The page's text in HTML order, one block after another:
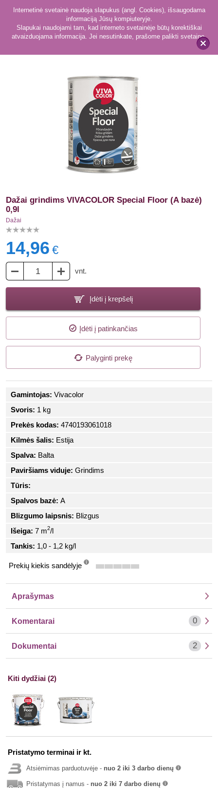
x
Internetinė svetainė naudoja slapukus (angl. Cookies), išsaugodama
informaciją Jūsų kompiuteryje.
Slapukai naudojami tam, kad interneto svetainėje būtų korektiškai
atvaizduojama informacija. Jei nesutinkate, prašome palikti svetainę.
Dažai 384
Dažai grindims VIVACOLOR Special Floor (A bazė)
0,9l
Dažai
14,96 €
vnt.
Įdėti į krepšelį
Įdėti į patinkančias
Palyginti prekę
Gamintojas: Vivacolor
Svoris: 1 kg
Prekės kodas: 4740193061018
Kilmės šalis: Estija
Spalva: Balta
Paviršiams viduje: Grindims
Tūris:
Spalvos bazė: A
Blizgumo laipsnis: Blizgus
Išeiga: 7 m2/l
Tankis: 1,0 - 1,2 kg/l
Prekių kiekis sandėlyje
Aprašymas
Komentarai 0
Dokumentai 2
Kiti dydžiai (2)
Pristatymo terminai ir kt.
Atsiėmimas parduotuvėje - nuo 2 iki 3 darbo dienų
Pristatymas į namus - nuo 2 iki 7 darbo dienų